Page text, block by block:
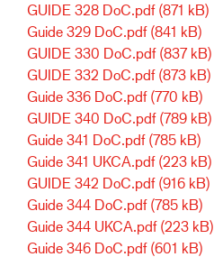
GUIDE 328 DoC.pdf (871 kB)
Guide 329 DoC.pdf (841 kB)
GUIDE 330 DoC.pdf (837 kB)
GUIDE 332 DoC.pdf (873 kB)
Guide 336 DoC.pdf (770 kB)
GUIDE 340 DoC.pdf (789 kB)
Guide 341 DoC.pdf (785 kB)
Guide 341 UKCA.pdf (223 kB)
GUIDE 342 DoC.pdf (916 kB)
Guide 344 DoC.pdf (785 kB)
Guide 344 UKCA.pdf (223 kB)
Guide 346 DoC.pdf (601 kB)